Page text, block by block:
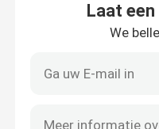
Gevallen
ss naadloze buis
Laat
We